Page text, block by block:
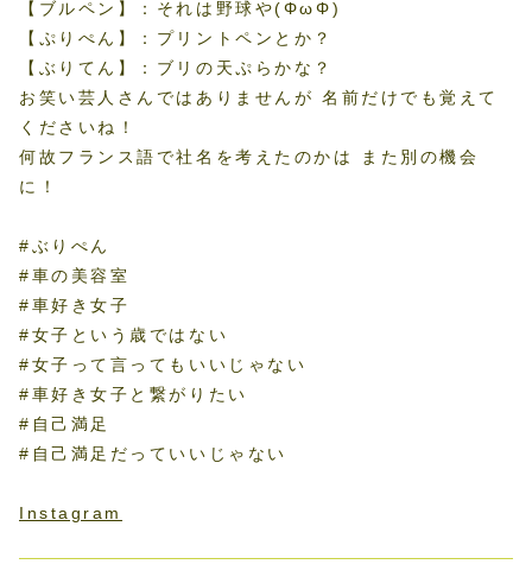
【ブルペン】：それは野球や(ΦωΦ)
【ぷりぺん】：プリントペンとか？
【ぶりてん】：ブリの天ぷらかな？
お笑い芸人さんではありませんが 名前だけでも覚えて
くださいね！
何故フランス語で社名を考えたのかは また別の機会
に！
#ぶりぺん
#車の美容室
#車好き女子
#女子という歳ではない
#女子って言ってもいいじゃない
#車好き女子と繋がりたい
#自己満足
#自己満足だっていいじゃない
Instagram